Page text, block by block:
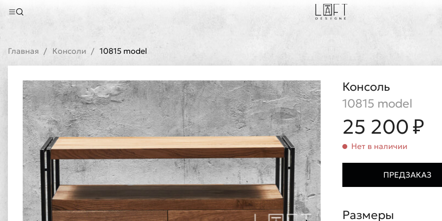
Главная Консоли 10815 model
Консоль
10815 model
25 200 ₽
Нет в наличии
ПРЕДЗАКАЗ
Размеры